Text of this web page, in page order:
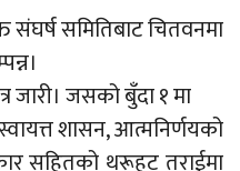
समितिबाट चितवनमा
जारी। जसको बुँदा १ मा
शासन, आत्मनिर्णयको
सहितको थरूहट तराईमा